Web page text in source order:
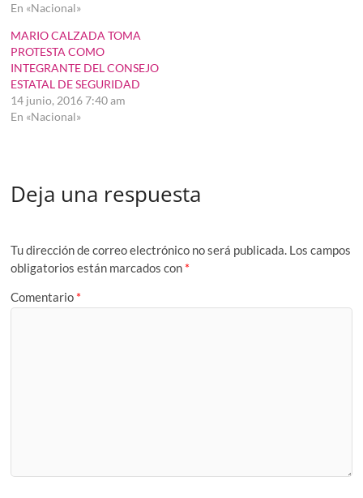
En «Nacional»
MARIO CALZADA TOMA
PROTESTA COMO
INTEGRANTE DEL CONSEJO
ESTATAL DE SEGURIDAD
14 junio, 2016 7:40 am
En «Nacional»
Deja una respuesta
Tu dirección de correo electrónico no será publicada. Los campos
obligatorios están marcados con *
Comentario *